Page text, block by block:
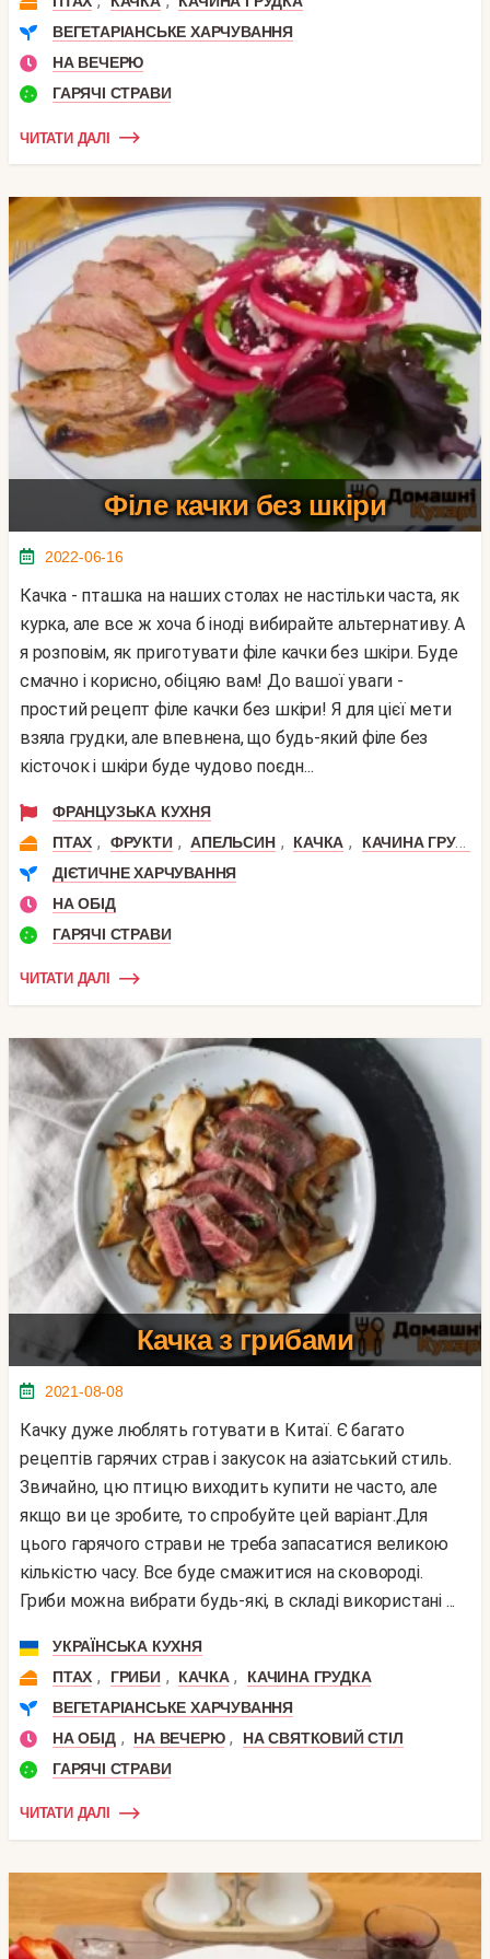
ВЕГЕТАРІАНСЬКЕ ХАРЧУВАННЯ
НА ВЕЧЕРЮ
ГАРЯЧІ СТРАВИ
ЧИТАТИ ДАЛІ
Філе качки без шкіри
2022-06-16
Качка - пташка на наших столах не настільки часта, як
курка, але все ж хоча б іноді вибирайте альтернативу. А
я розповім, як приготувати філе качки без шкіри. Буде
смачно і корисно, обіцяю вам! До вашої уваги -
простий рецепт філе качки без шкіри! Я для цієї мети
взяла грудки, але впевнена, що будь-який філе без
кісточок і шкіри буде чудово поєдн...
ФРАНЦУЗЬКА КУХНЯ
ПТАХ , ФРУКТИ , АПЕЛЬСИН , КАЧКА ,
КАЧИНА ГРУДКА
ДІЄТИЧНЕ ХАРЧУВАННЯ
НА ОБІД
ГАРЯЧІ СТРАВИ
ЧИТАТИ ДАЛІ
Качка з грибами
2021-08-08
Качку дуже люблять готувати в Китаї. Є багато
рецептів гарячих страв і закусок на азіатський стиль.
Звичайно, цю птицю виходить купити не часто, але
якщо ви це зробите, то спробуйте цей варіант.Для
цього гарячого страви не треба запасатися великою
кількістю часу. Все буде смажитися на сковороді.
Гриби можна вибрати будь-які, в складі використані ...
УКРАЇНСЬКА КУХНЯ
ПТАХ , ГРИБИ , КАЧКА ,
КАЧИНА ГРУДКА
ВЕГЕТАРІАНСЬКЕ ХАРЧУВАННЯ
НА ОБІД , НА ВЕЧЕРЮ ,
НА СВЯТКОВИЙ СТІЛ
ГАРЯЧІ СТРАВИ
ЧИТАТИ ДАЛІ